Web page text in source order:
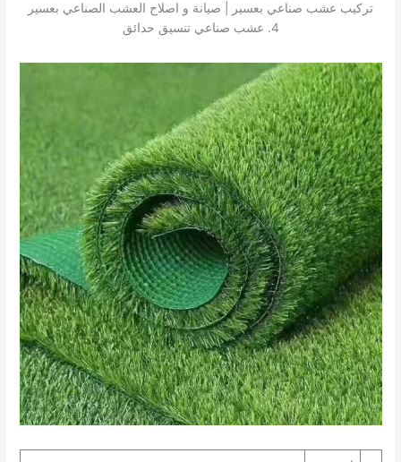
تركيب عشب صناعي بعسير | صيانة و اصلاح العشب الصناعي بعسير
4. عشب صناعي تنسيق حدائق